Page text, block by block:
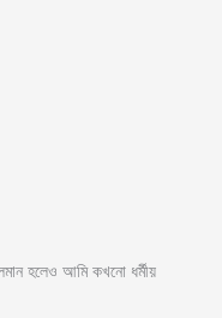
হলেও আমি কখনো ধর্মীয়